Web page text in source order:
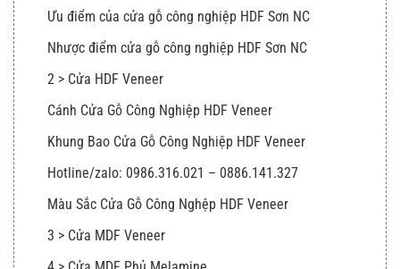
Ưu điểm của cửa gỗ công nghiệp HDF Sơn NC
Nhược điểm cửa gỗ công nghiệp HDF Sơn NC
2 > Cửa HDF Veneer
Cánh Cửa Gỗ Công Nghiệp HDF Veneer
Khung Bao Cửa Gỗ Công Nghiệp HDF Veneer
Hotline/zalo: 0986.316.021 – 0886.141.327
Màu Sắc Cửa Gỗ Công Nghệp HDF Veneer
3 > Cửa MDF Veneer